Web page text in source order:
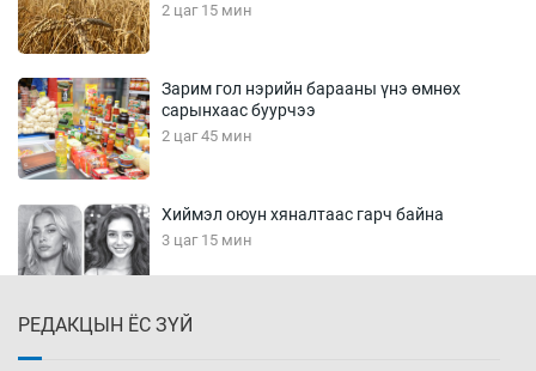
2 цаг 15 мин
Зарим гол нэрийн барааны үнэ өмнөх
сарынхаас буурчээ
2 цаг 45 мин
Хиймэл оюун хяналтаас гарч байна
3 цаг 15 мин
РЕДАКЦЫН ЁС ЗҮЙ